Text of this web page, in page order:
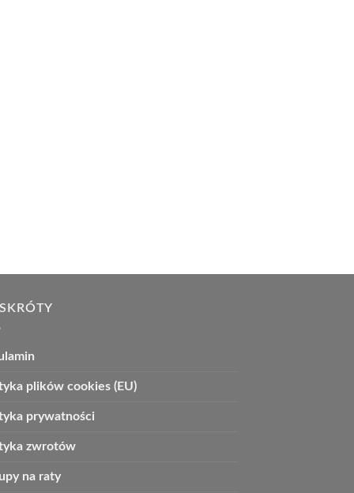
plików cookies (EU)
prywatności
zwrotów
na raty